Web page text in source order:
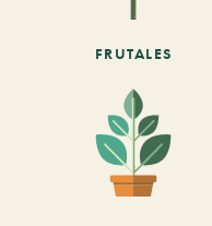
FRUTALES